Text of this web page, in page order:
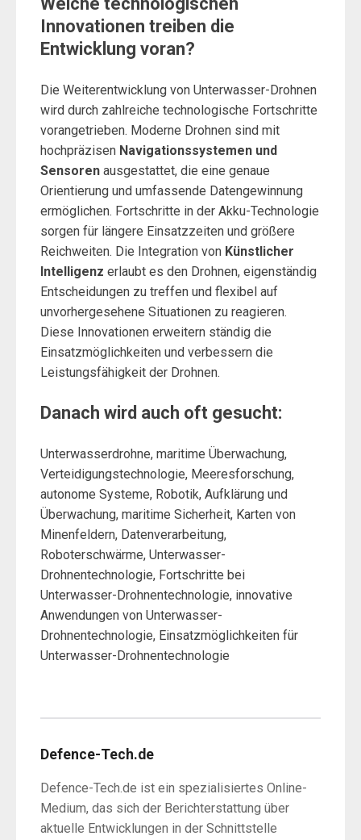
Innovationen treiben die
Entwicklung voran?
Die Weiterentwicklung von Unterwasser-Drohnen
wird durch zahlreiche technologische Fortschritte
vorangetrieben. Moderne Drohnen sind mit
hochpräzisen Navigationssystemen und
Sensoren ausgestattet, die eine genaue
Orientierung und umfassende Datengewinnung
ermöglichen. Fortschritte in der Akku-Technologie
sorgen für längere Einsatzzeiten und größere
Reichweiten. Die Integration von Künstlicher
Intelligenz erlaubt es den Drohnen, eigenständig
Entscheidungen zu treffen und flexibel auf
unvorhergesehene Situationen zu reagieren.
Diese Innovationen erweitern ständig die
Einsatzmöglichkeiten und verbessern die
Leistungsfähigkeit der Drohnen.
Danach wird auch oft gesucht:
Unterwasserdrohne, maritime Überwachung,
Verteidigungstechnologie, Meeresforschung,
autonome Systeme, Robotik, Aufklärung und
Überwachung, maritime Sicherheit, Karten von
Minenfeldern, Datenverarbeitung,
Roboterschwärme, Unterwasser-
Drohnentechnologie, Fortschritte bei
Unterwasser-Drohnentechnologie, innovative
Anwendungen von Unterwasser-
Drohnentechnologie, Einsatzmöglichkeiten für
Unterwasser-Drohnentechnologie
Defence-Tech.de
Defence-Tech.de ist ein spezialisiertes Online-
Medium, das sich der Berichterstattung über
aktuelle Entwicklungen in der Schnittstelle